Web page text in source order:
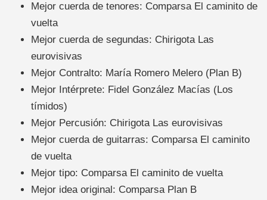
Mejor cuerda de tenores: Comparsa El caminito de
vuelta
Mejor cuerda de segundas: Chirigota Las
eurovisivas
Mejor Contralto: María Romero Melero (Plan B)
Mejor Intérprete: Fidel González Macías (Los
tímidos)
Mejor Percusión: Chirigota Las eurovisivas
Mejor cuerda de guitarras: Comparsa El caminito
de vuelta
Mejor tipo: Comparsa El caminito de vuelta
Mejor idea original: Comparsa Plan B